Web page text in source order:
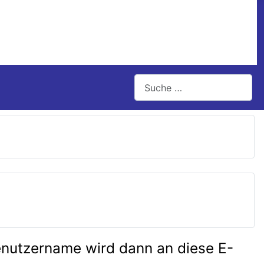
wird dann an diese E-